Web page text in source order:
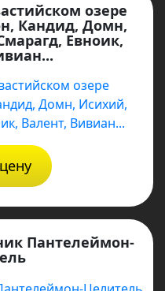
озере
Кандид, Домн,
Евноик,
Пантелеймон-